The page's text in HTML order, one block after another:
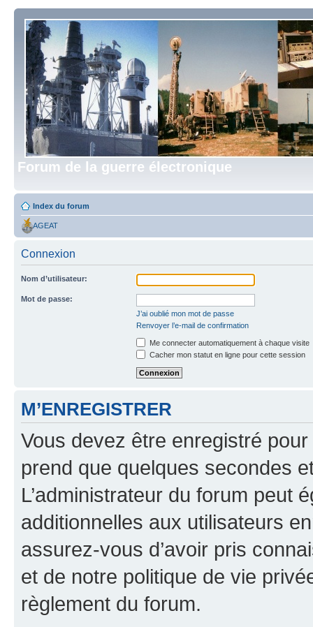
Forum de la guerre électronique
Index du forum
AGEAT
Connexion
Nom d’utilisateur:
Mot de passe:
J’ai oublié mon mot de passe
Renvoyer l’e-mail de confirmation
Me connecter automatiquement à chaque visite
Cacher mon statut en ligne pour cette session
M’ENREGISTRER
Vous devez être enregistré
prend que quelques secondes
L’administrateur du forum peut
additionnelles aux utilisateurs
assurez-vous d’avoir pris
et de notre politique de vie
règlement du forum.